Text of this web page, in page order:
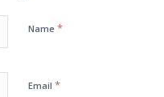
Name *
Email *